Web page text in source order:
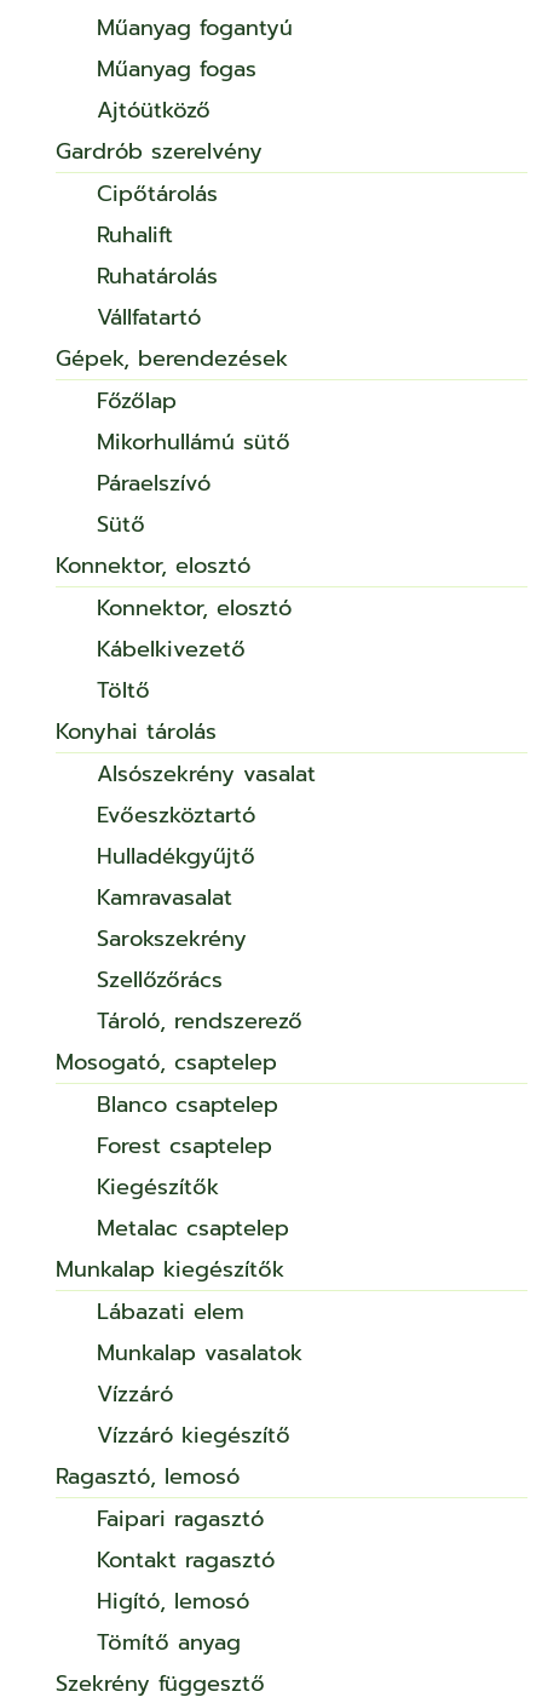
Műanyag fogantyú
Műanyag fogas
Ajtóütköző
Gardrób szerelvény
Cipőtárolás
Ruhalift
Ruhatárolás
Vállfatartó
Gépek, berendezések
Főzőlap
Mikorhullámú sütő
Páraelszívó
Sütő
Konnektor, elosztó
Konnektor, elosztó
Kábelkivezető
Töltő
Konyhai tárolás
Alsószekrény vasalat
Evőeszköztartó
Hulladékgyűjtő
Kamravasalat
Sarokszekrény
Szellőzőrács
Tároló, rendszerező
Mosogató, csaptelep
Blanco csaptelep
Forest csaptelep
Kiegészítők
Metalac csaptelep
Munkalap kiegészítők
Lábazati elem
Munkalap vasalatok
Vízzáró
Vízzáró kiegészítő
Ragasztó, lemosó
Faipari ragasztó
Kontakt ragasztó
Higító, lemosó
Tömítő anyag
Szekrény függesztő